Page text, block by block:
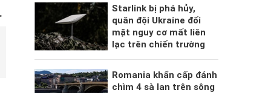
Starlink bị phá hủy,
quân đội Ukraine đối
mặt nguy cơ mất liên
lạc trên chiến trường
Romania khẩn cấp đánh
chìm 4 sà lan trên sông